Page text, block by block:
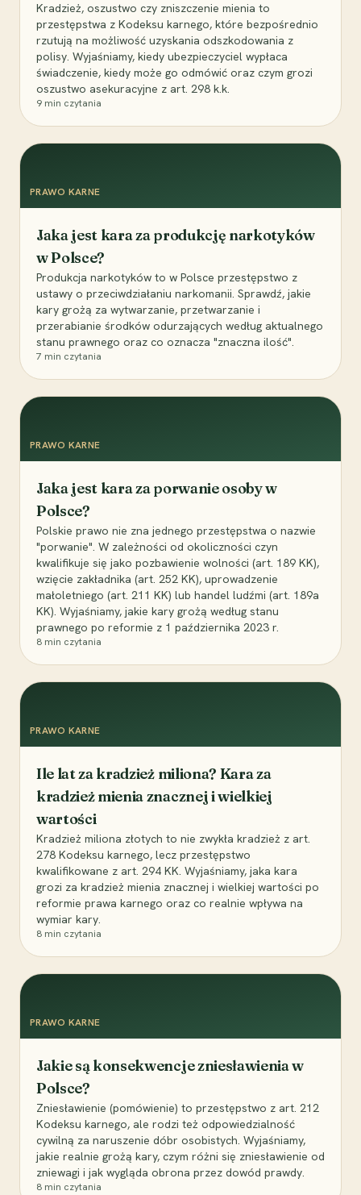
Kradzież, oszustwo czy zniszczenie mienia to
przestępstwa z Kodeksu karnego, które bezpośrednio
rzutują na możliwość uzyskania odszkodowania z
polisy. Wyjaśniamy, kiedy ubezpieczyciel wypłaca
świadczenie, kiedy może go odmówić oraz czym grozi
oszustwo asekuracyjne z art. 298 k.k.
9 min czytania
PRAWO KARNE
Jaka jest kara za produkcję narkotyków
w Polsce?
Produkcja narkotyków to w Polsce przestępstwo z
ustawy o przeciwdziałaniu narkomanii. Sprawdź, jakie
kary grożą za wytwarzanie, przetwarzanie i
przerabianie środków odurzających według aktualnego
stanu prawnego oraz co oznacza "znaczna ilość".
7 min czytania
PRAWO KARNE
Jaka jest kara za porwanie osoby w
Polsce?
Polskie prawo nie zna jednego przestępstwa o nazwie
"porwanie". W zależności od okoliczności czyn
kwalifikuje się jako pozbawienie wolności (art. 189 KK),
wzięcie zakładnika (art. 252 KK), uprowadzenie
małoletniego (art. 211 KK) lub handel ludźmi (art. 189a
KK). Wyjaśniamy, jakie kary grożą według stanu
prawnego po reformie z 1 października 2023 r.
8 min czytania
PRAWO KARNE
Ile lat za kradzież miliona? Kara za
kradzież mienia znacznej i wielkiej
wartości
Kradzież miliona złotych to nie zwykła kradzież z art.
278 Kodeksu karnego, lecz przestępstwo
kwalifikowane z art. 294 KK. Wyjaśniamy, jaka kara
grozi za kradzież mienia znacznej i wielkiej wartości po
reformie prawa karnego oraz co realnie wpływa na
wymiar kary.
8 min czytania
PRAWO KARNE
Jakie są konsekwencje zniesławienia w
Polsce?
Zniesławienie (pomówienie) to przestępstwo z art. 212
Kodeksu karnego, ale rodzi też odpowiedzialność
cywilną za naruszenie dóbr osobistych. Wyjaśniamy,
jakie realnie grożą kary, czym różni się zniesławienie od
zniewagi i jak wygląda obrona przez dowód prawdy.
8 min czytania